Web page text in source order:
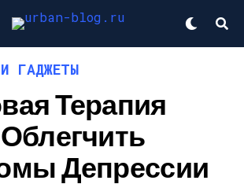
ГАДЖЕТЫ
Терапия
Депрессии